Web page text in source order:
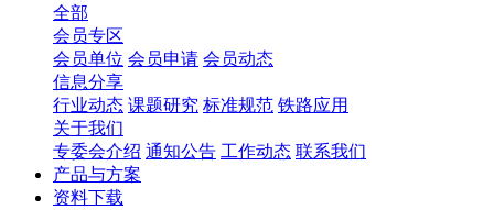
全部
会员专区
会员单位 会员申请 会员动态
信息分享
行业动态 课题研究 标准规范 铁路应用
关于我们
专委会介绍 通知公告 工作动态 联系我们
产品与方案
资料下载